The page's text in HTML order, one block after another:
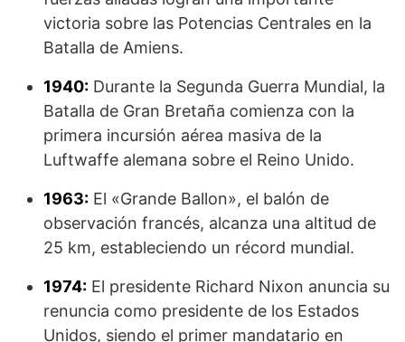
victoria sobre las Potencias Centrales en la
Batalla de Amiens.
1940: Durante la Segunda Guerra Mundial, la
Batalla de Gran Bretaña comienza con la
primera incursión aérea masiva de la
Luftwaffe alemana sobre el Reino Unido.
1963: El «Grande Ballon», el balón de
observación francés, alcanza una altitud de
25 km, estableciendo un récord mundial.
1974: El presidente Richard Nixon anuncia su
renuncia como presidente de los Estados
Unidos, siendo el primer mandatario en